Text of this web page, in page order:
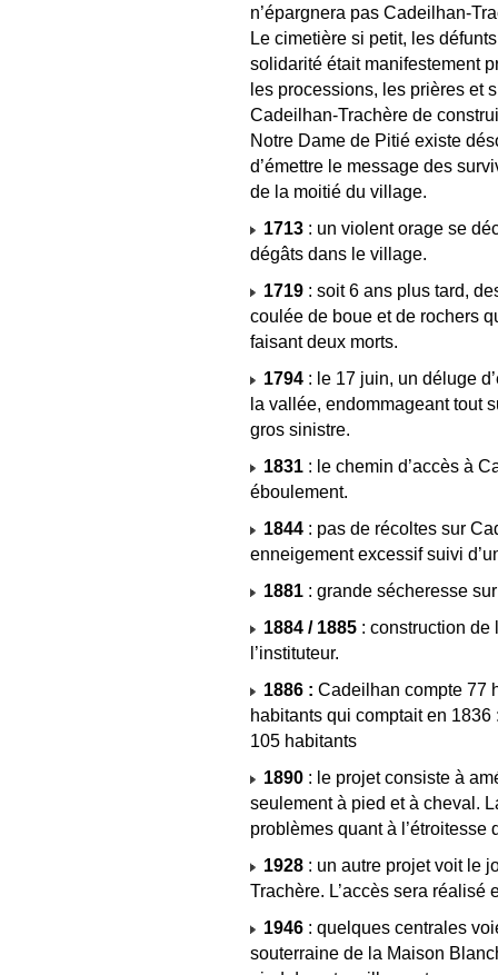
n’épargnera pas Cadeilhan-
Le cimetière si petit, les
solidarité était manifestement
les processions, les prières et
Cadeilhan-Trachère de
Notre Dame de Pitié existe
d’émettre le message des
de la moitié du village.
1713 : un violent orage se
dégâts dans le village.
1719 : soit 6 ans plus tard,
coulée de boue et de rochers
faisant deux morts.
1794 : le 17 juin, un déluge
la vallée, endommageant tout
gros sinistre.
1831 : le chemin d’accès à
éboulement.
1844 : pas de récoltes sur
enneigement excessif suivi
1881 : grande sécheresse
1884 / 1885 : construction de
l’instituteur.
1886 : Cadeilhan compte 77
habitants qui comptait en
105 habitants
1890 : le projet consiste à
seulement à pied et à cheval.
problèmes quant à l’étroitesse
1928 : un autre projet voit le
Trachère. L’accès sera
1946 : quelques centrales
souterraine de la Maison